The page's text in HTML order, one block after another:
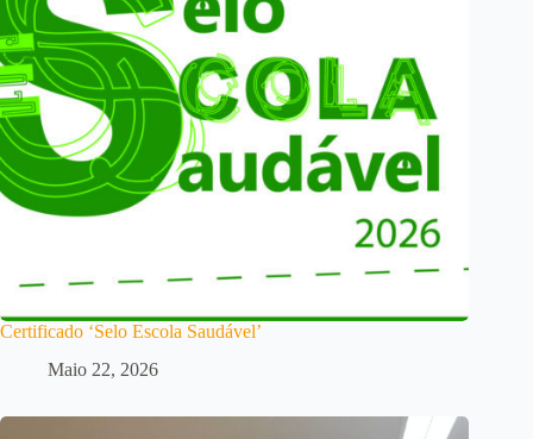
Certificado ‘Selo Escola Saudável’
Maio 22, 2026